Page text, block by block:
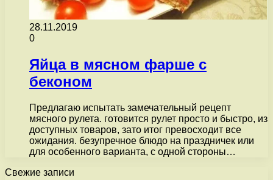
28.11.2019
0
Яйца в мясном фарше с
беконом
Предлагаю испытать замечательный рецепт
мясного рулета. готовится рулет просто и быстро, из
доступных товаров, зато итог превосходит все
ожидания. безупречное блюдо на праздничек или
для особенного варианта, с одной стороны…
Свежие записи